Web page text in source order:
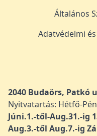
Általános
Adatvédelmi
2040 Budaörs, Patkó
Nyitvatartás: Hétfő-
Júni.1.-től-Aug.31.-ig
Aug.3.-től Aug.7.-ig